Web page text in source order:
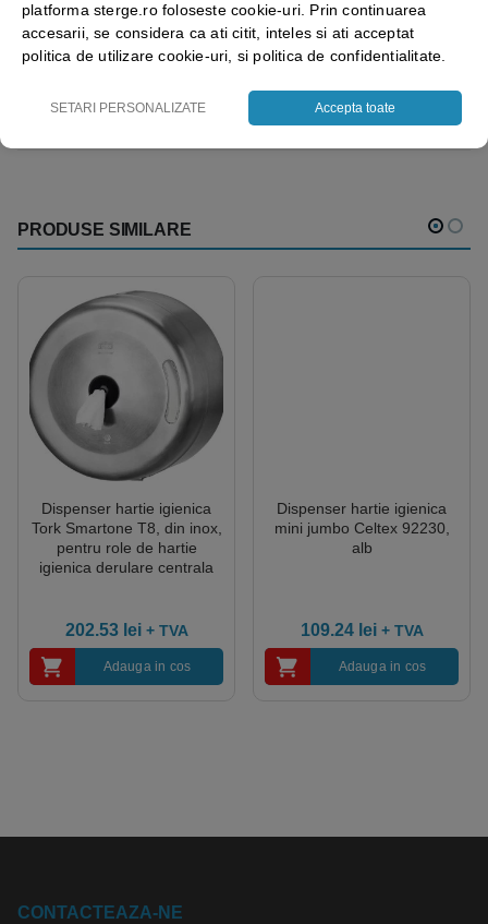
Trebuie sa fiiautentificat pentru a publica o recenzie.
Vezi mai mult ⬇
PRODUSE SIMILARE
Dispenser hartie igienica
Tork Smartone T8, din inox,
pentru role de hartie
igienica derulare centrala
202.53 lei + TVA
Adauga in cos
Dispenser hartie igienica
mini jumbo Celtex 92230,
alb
109.24 lei + TVA
Adauga in cos
CONTACTEAZA-NE
platforma sterge.ro foloseste cookie-uri. Prin continuarea
accesarii, se considera ca ati citit, inteles si ati acceptat
politica de utilizare cookie-uri, si politica de confidentialitate.
SETARI PERSONALIZATE Accepta toate